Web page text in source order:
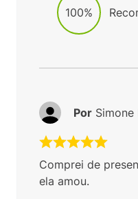
100%
Comprei de
ela amou.
Por Simone